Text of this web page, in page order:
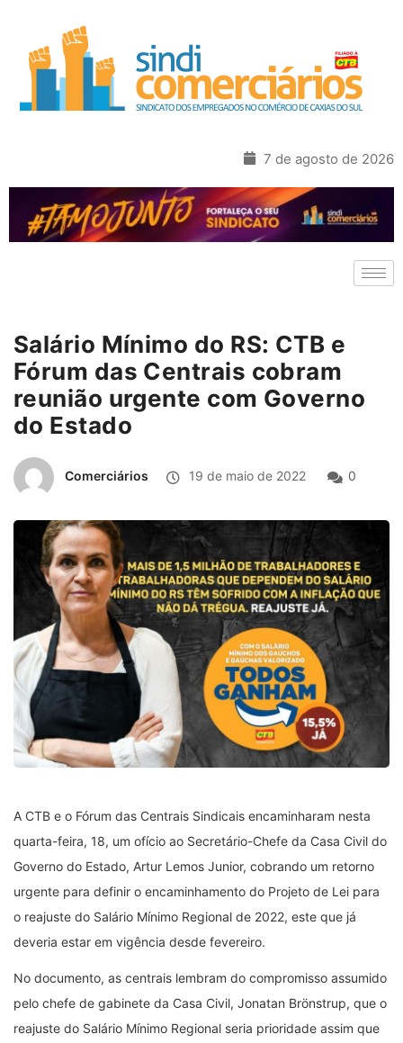
7 de agosto de 2026
Salário Mínimo do RS: CTB e
Fórum das Centrais cobram
reunião urgente com Governo
do Estado
Comerciários 19 de maio de 2022 0
A CTB e o Fórum das Centrais Sindicais encaminharam nesta
quarta-feira, 18, um ofício ao Secretário-Chefe da Casa Civil do
Governo do Estado, Artur Lemos Junior, cobrando um retorno
urgente para definir o encaminhamento do Projeto de Lei para
o reajuste do Salário Mínimo Regional de 2022, este que já
deveria estar em vigência desde fevereiro.
No documento, as centrais lembram do compromisso assumido
pelo chefe de gabinete da Casa Civil, Jonatan Brönstrup, que o
reajuste do Salário Mínimo Regional seria prioridade assim que